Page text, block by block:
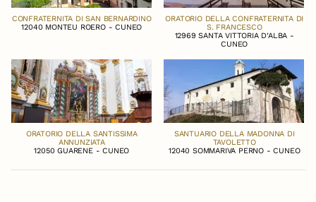
CONFRATERNITA DI SAN BERNARDINO
12040 MONTEU ROERO - CUNEO
ORATORIO DELLA CONFRATERNITA DI
S. FRANCESCO
12969 SANTA VITTORIA D’ALBA -
CUNEO
ORATORIO DELLA SANTISSIMA
ANNUNZIATA
12050 GUARENE - CUNEO
SANTUARIO DELLA MADONNA DI
TAVOLETTO
12040 SOMMARIVA PERNO - CUNEO